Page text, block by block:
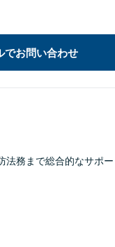
でお問い合わせ
務まで総合的なサポー